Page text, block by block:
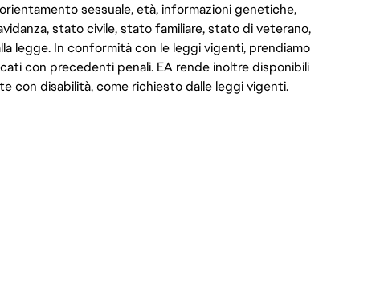
sessuale, età, informazioni genetiche,
stato civile, stato familiare, stato di veterano,
legge. In conformità con le leggi vigenti, prendiamo
con precedenti penali. EA rende inoltre disponibili
con disabilità, come richiesto dalle leggi vigenti.